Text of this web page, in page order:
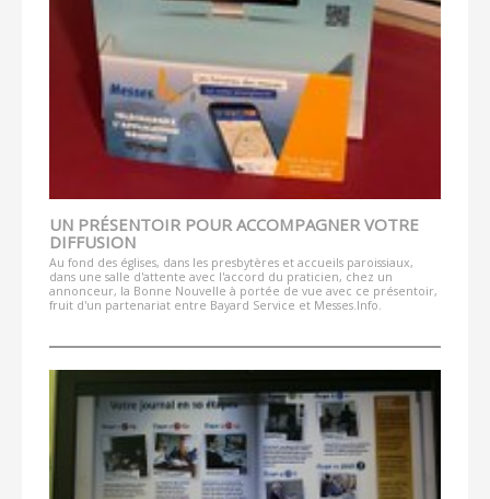
UN PRÉSENTOIR POUR ACCOMPAGNER VOTRE
DIFFUSION
Au fond des églises, dans les presbytères et accueils paroissiaux,
dans une salle d'attente avec l'accord du praticien, chez un
annonceur, la Bonne Nouvelle à portée de vue avec ce présentoir,
fruit d'un partenariat entre Bayard Service et Messes.Info.